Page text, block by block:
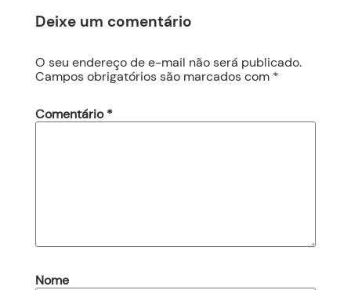
Deixe um comentário
O seu endereço de e-mail não será publicado.
Campos obrigatórios são marcados com *
Comentário*
Nome